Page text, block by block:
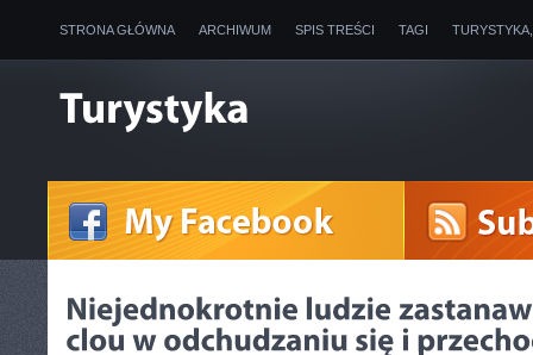
STRONA GŁÓWNA ARCHIWUM SPIS TREŚCI TAGI